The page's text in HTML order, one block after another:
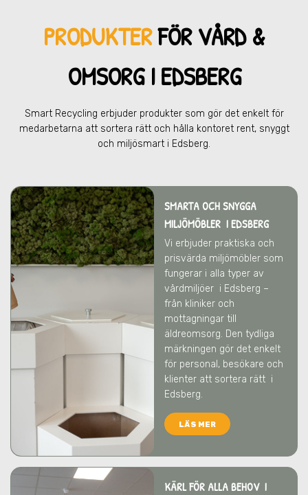
PRODUKTERFÖR VÅRD &
OMSORG I EDSBERG
Smart Recycling erbjuder produkter som gör det enkelt för
medarbetarna att sortera rätt och hålla kontoret rent, snyggt
och miljösmart i Edsberg.
SMARTA OCH SNYGGA
MILJÖMÖBLER I EDSBERG
Vi erbjuder praktiska och
prisvärda miljömöbler som
fungerar i alla typer av
vårdmiljöer i Edsberg –
från kliniker och
mottagningar till
äldreomsorg. Den tydliga
märkningen gör det enkelt
för personal, besökare och
klienter att sortera rätt i
Edsberg.
LÄS MER
KÄRL FÖR ALLA BEHOV I